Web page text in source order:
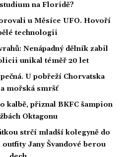
na Floridě?
u Měsíce UFO. Hovoří
technologii
Nenápadný dělník zabil
unikal téměř 20 let
U pobřeží Chorvatska
mořská smršť
kalbě, přiznal BKFC šampion
Oktagonu
strčí mladší kolegyně do
Jany Švandové berou